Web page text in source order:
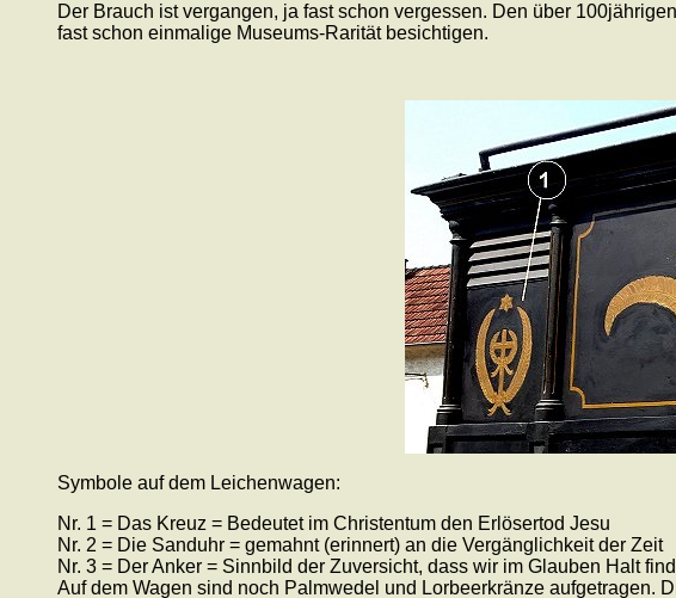
Der Brauch ist vergangen, ja fast schon vergessen. Den über
fast schon einmalige Museums-Rarität besichtigen.
Symbole auf dem Leichenwagen:
Nr. 1 = Das Kreuz = Bedeutet im Christentum den Erlösertod Jesu
Nr. 2 = Die Sanduhr = gemahnt (erinnert) an die Vergänglichkeit der Zeit
Nr. 3 = Der Anker = Sinnbild der Zuversicht, dass wir im Glauben Halt
Auf dem Wagen sind noch Palmwedel und Lorbeerkränze aufgetragen.